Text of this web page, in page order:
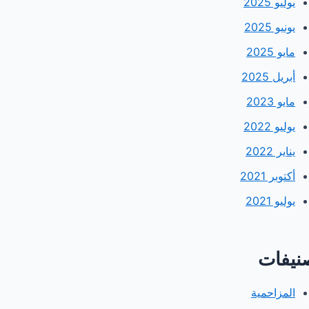
يونيو 2025
مايو 2025
أبريل 2025
مايو 2023
يوليو 2022
يناير 2022
أكتوبر 2021
يوليو 2021
المزاحمية